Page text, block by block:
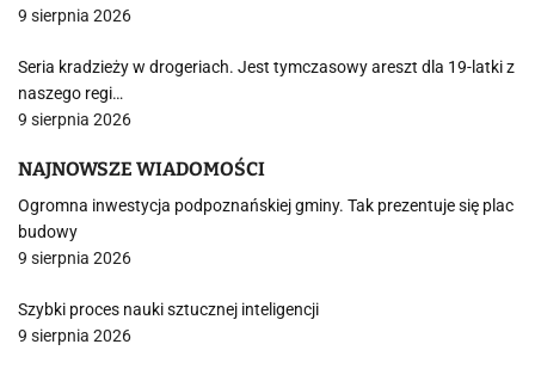
9 sierpnia 2026
Seria kradzieży w drogeriach. Jest tymczasowy areszt dla 19-latki z
naszego regi…
9 sierpnia 2026
NAJNOWSZE WIADOMOŚCI
Ogromna inwestycja podpoznańskiej gminy. Tak prezentuje się plac
budowy
9 sierpnia 2026
Szybki proces nauki sztucznej inteligencji
9 sierpnia 2026